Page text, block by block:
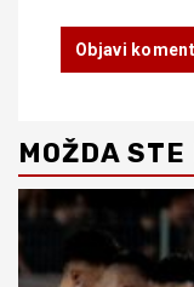
MOŽDA